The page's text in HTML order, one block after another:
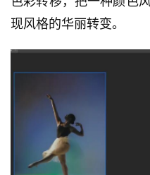
现风格的华丽转变。